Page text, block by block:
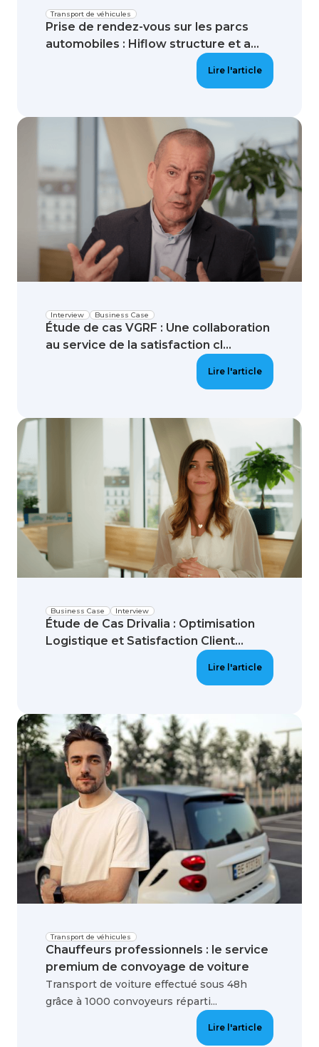
Transport de véhicules
Prise de rendez-vous sur les parcs
automobiles : Hiflow structure et a...
Lire l'article
Business Case
Interview
Étude de cas VGRF : Une collaboration
au service de la satisfaction cl...
Lire l'article
Interview
Business Case
Étude de Cas Drivalia : Optimisation
Logistique et Satisfaction Client...
Lire l'article
Transport de véhicules
Chauffeurs professionnels : le service
premium de convoyage de voiture
Transport de voiture effectué sous 48h
grâce à 1000 convoyeurs réparti...
Lire l'article